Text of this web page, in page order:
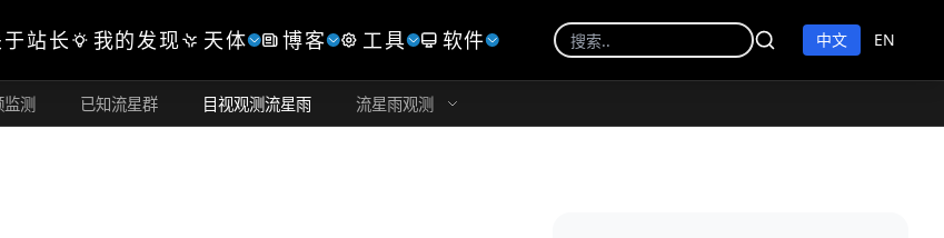
站长 我的发现 天体 博客 工具 软件 中文 EN
测 已知流星群 目视观测流星雨 流星雨观测